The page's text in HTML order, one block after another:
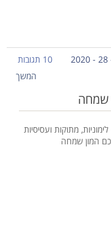
10 תגובות
המשך
שמחה
לימוניות, מתוקות ועסיסיות
המון שמחה